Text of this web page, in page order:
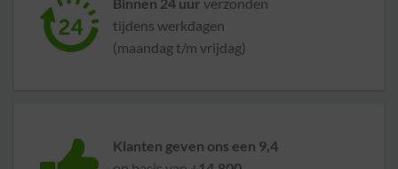
Binnen 24 uur verzonden
tijdens werkdagen
(maandag t/m vrijdag)
Klanten geven ons een 9,4